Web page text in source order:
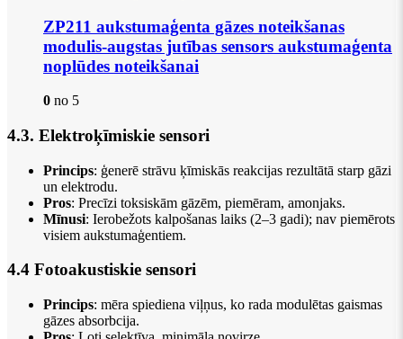
ZP211 aukstumaģenta gāzes noteikšanas
modulis-augstas jutības sensors aukstumaģenta
noplūdes noteikšanai
0 no 5
4.3. Elektroķīmiskie sensori
Princips: ģenerē strāvu ķīmiskās reakcijas rezultātā starp gāzi
un elektrodu.
Pros: Precīzi toksiskām gāzēm, piemēram, amonjaks.
Mīnusi: Ierobežots kalpošanas laiks (2–3 gadi); nav piemērots
visiem aukstumaģentiem.
4.4 Fotoakustiskie sensori
Princips: mēra spiediena viļņus, ko rada modulētas gaismas
gāzes absorbcija.